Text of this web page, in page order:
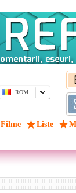
ROM
Filme Liste